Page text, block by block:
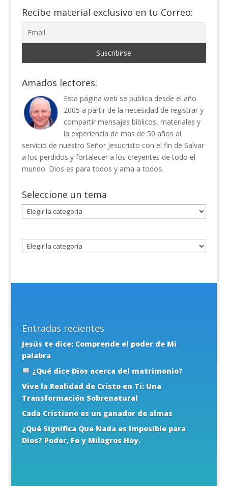
Recibe material exclusivo en tu Correo:
Amados lectores:
Esta página web se publica desde el año
2005 a partir de la necesidad de registrar y
compartir mensajes bíblicos, materiales y
la experiencia de mas de 50 años al
servicio de nuestro Señor Jesucristo con el fin de Salvar
a los perdidos y fortalecer a los creyentes de todo el
mundo. Dios es para todos y ama a todos.
Seleccione un tema
Seleccione
un
Entradas recientes
Jesús te dice: Comprende el poder de Mi
palabra
¿Qué dice Dios acerca del matrimonio?
Vive la Realidad de Cristo en Ti: Una
Transformación Sobrenatural
Cada Cristiano es un ganador de almas
¿Qué Significa Que Nada es Imposible para
Dios? Poder, Fe y Milagros Hoy.